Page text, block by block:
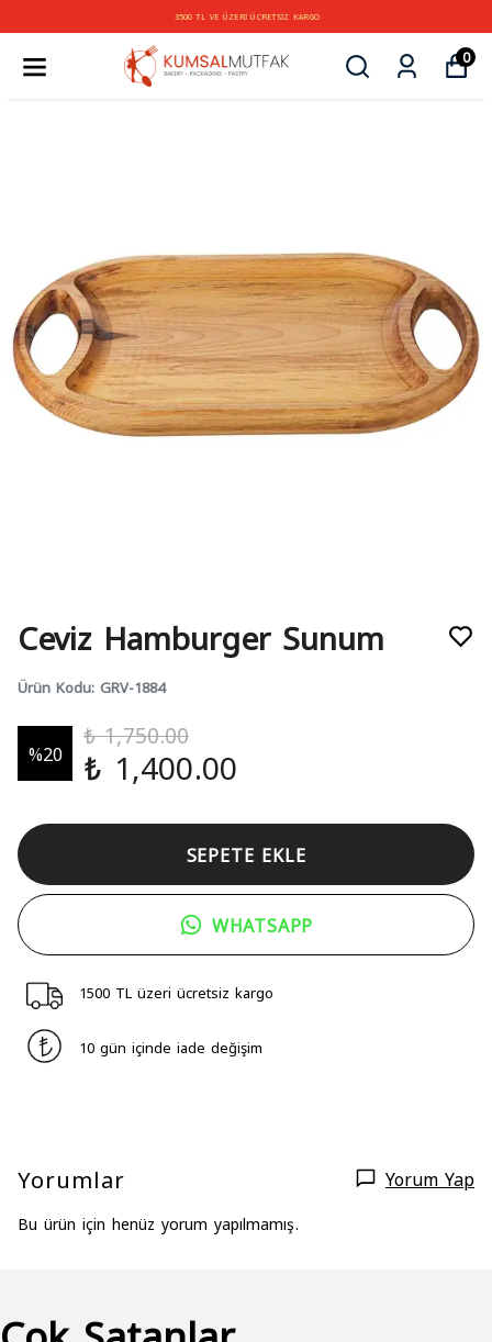
3500 TL VE ÜZERİ ÜCRETSİZ KARGO
0
Ceviz Hamburger Sunum
Ürün Kodu: GRV-1884
%20
₺ 1,750.00
₺ 1,400.00
SEPETE EKLE
WHATSAPP
1500 TL üzeri ücretsiz kargo
10 gün içinde iade değişim
Yorumlar Yorum Yap
Bu ürün için henüz yorum yapılmamış.